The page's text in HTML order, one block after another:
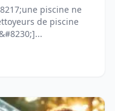
piscine ne
de piscine